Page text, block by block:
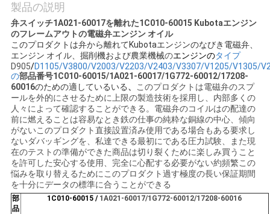
し
な
さ
い
BLOG
地
図
製品の説明
弁スイッチ1A021-60017を離れた1C010-60015 Kubotaエンジン
のフレームアウトの電磁弁エンジン オイル
このプロダクトは弁から離れてKubotaエンジンのなびき電磁弁、
エンジン オイル、掘削機および農業機械のエンジンのタイプ
D905/D1105/V3800/V2003/V2203/V2403/V3307/V1205/V1305/
の部品番号1C010-60015/1A021-60017/1G772-60012/17208-
60016のための適しているいる、 このプロダクトは電磁弁のスプ
ールを外的にさせるために上限の製造技術を採用し、内部多くの
人々によって確認することができる。 電磁弁のコイルはの配達の
前に燃えることは容易なとき鉄の仕事の純粋な銅線の中心、傾向
がないこのプロダクト直接設置済み使用である場合もある要求し
ないダバッギングを、私達できる最初にである圧力試験、また現
在のテストの準備ができた商品は切り裂くために楽しみ買うこと
を許可した安心する使用、完全に心配する必要がない約頻繁この
悩みを取り替えるためにこのプロダクト過す極度の長い保証期間
を十分にデータの標準に合うことができる
部
品
1C010-60015 / 1A021-60017/1G772-60012/17208-60016